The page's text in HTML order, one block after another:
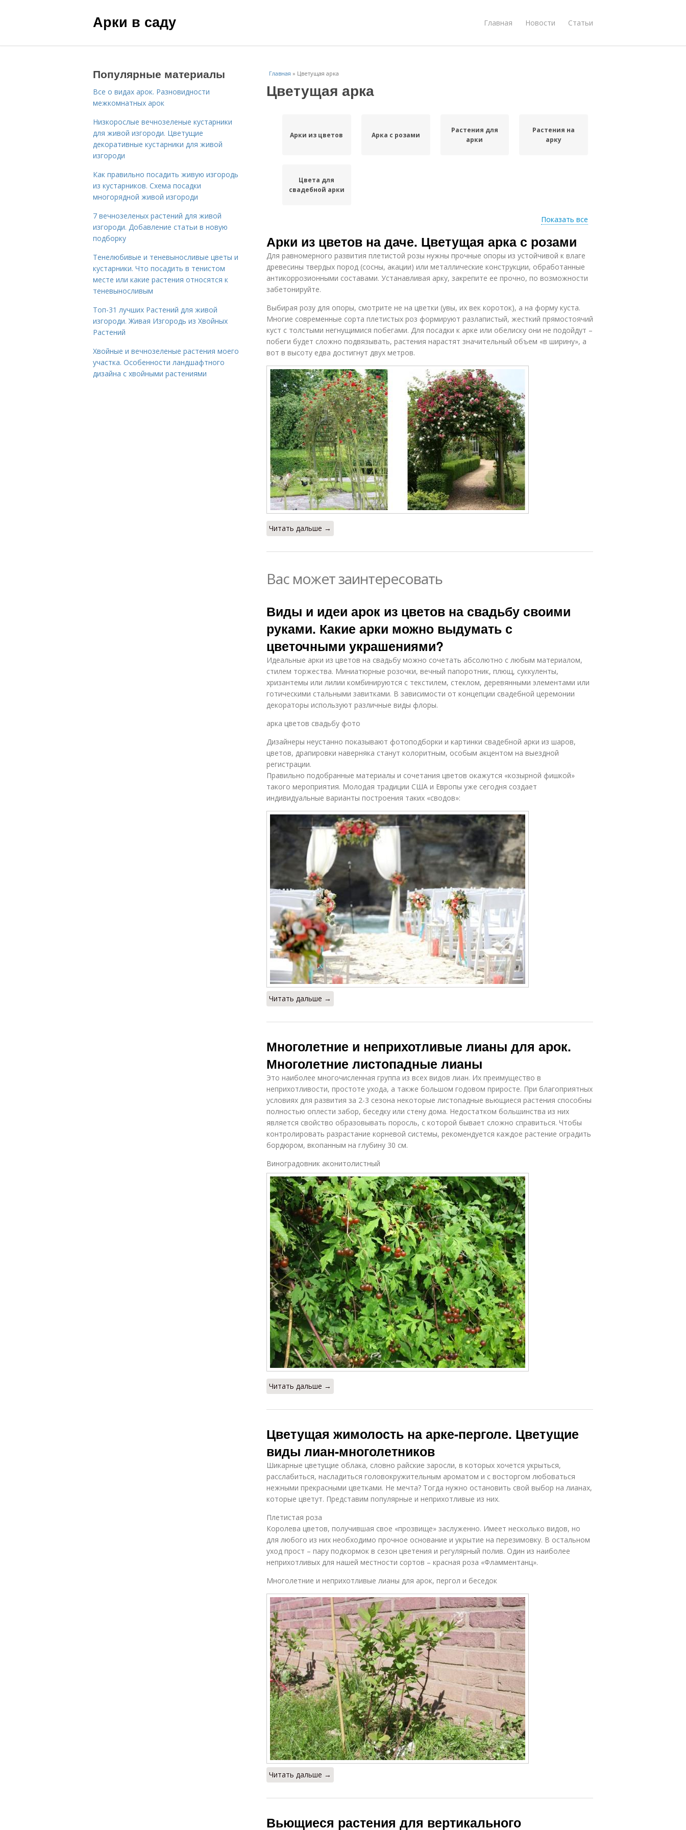
Арки в саду Главная Новости Статьи
Главная » Цветущая арка
Цветущая арка
Арки из цветов Арка с розами
Растения для
арки
Растения на
арку
Цвета для
свадебной арки
Показать все
Арки из цветов на даче. Цветущая арка с розами
Для равномерного развития плетистой розы нужны прочные опоры из устойчивой к влаге
древесины твердых пород (сосны, акации) или металлические конструкции, обработанные
антикоррозионными составами. Устанавливая арку, закрепите ее прочно, по возможности
забетонируйте.
Выбирая розу для опоры, смотрите не на цветки (увы, их век короток), а на форму куста.
Многие современные сорта плетистых роз формируют разлапистый, жесткий прямостоячий
куст с толстыми негнущимися побегами. Для посадки к арке или обелиску они не подойдут –
побеги будет сложно подвязывать, растения нарастят значительный объем «в ширину», а
вот в высоту едва достигнут двух метров.
Читать дальше →
Вас может заинтересовать
Виды и идеи арок из цветов на свадьбу своими
руками. Какие арки можно выдумать с
цветочными украшениями?
Идеальные арки из цветов на свадьбу можно сочетать абсолютно с любым материалом,
стилем торжества. Миниатюрные розочки, вечный папоротник, плющ, суккуленты,
хризантемы или лилии комбинируются с текстилем, стеклом, деревянными элементами или
готическими стальными завитками. В зависимости от концепции свадебной церемонии
декораторы используют различные виды флоры.
арка цветов свадьбу фото
Дизайнеры неустанно показывают фотоподборки и картинки свадебной арки из шаров,
цветов, драпировки наверняка станут колоритным, особым акцентом на выездной
регистрации.
Правильно подобранные материалы и сочетания цветов окажутся «козырной фишкой»
такого мероприятия. Молодая традиции США и Европы уже сегодня создает
индивидуальные варианты построения таких «сводов»:
Читать дальше →
Многолетние и неприхотливые лианы для арок.
Многолетние листопадные лианы
Это наиболее многочисленная группа из всех видов лиан. Их преимущество в
неприхотливости, простоте ухода, а также большом годовом приросте. При благоприятных
условиях для развития за 2-3 сезона некоторые листопадные вьющиеся растения способны
полностью оплести забор, беседку или стену дома. Недостатком большинства из них
является свойство образовывать поросль, с которой бывает сложно справиться. Чтобы
контролировать разрастание корневой системы, рекомендуется каждое растение оградить
бордюром, вкопанным на глубину 30 см.
Виноградовник аконитолистный
Читать дальше →
Цветущая жимолость на арке-перголе. Цветущие
виды лиан-многолетников
Шикарные цветущие облака, словно райские заросли, в которых хочется укрыться,
расслабиться, насладиться головокружительным ароматом и с восторгом любоваться
нежными прекрасными цветками. Не мечта? Тогда нужно остановить свой выбор на лианах,
которые цветут. Представим популярные и неприхотливые из них.
Плетистая роза
Королева цветов, получившая свое «прозвище» заслуженно. Имеет несколько видов, но
для любого из них необходимо прочное основание и укрытие на перезимовку. В остальном
уход прост – пару подкормок в сезон цветения и регулярный полив. Один из наиболее
неприхотливых для нашей местности сортов – красная роза «Фламментанц».
Многолетние и неприхотливые лианы для арок, пергол и беседок
Читать дальше →
Вьющиеся растения для вертикального
Популярные материалы
Все о видах арок. Разновидности
межкомнатных арок
Низкорослые вечнозеленые кустарники
для живой изгороди. Цветущие
декоративные кустарники для живой
изгороди
Как правильно посадить живую изгородь
из кустарников. Схема посадки
многорядной живой изгороди
7 вечнозеленых растений для живой
изгороди. Добавление статьи в новую
подборку
Тенелюбивые и теневыносливые цветы и
кустарники. Что посадить в тенистом
месте или какие растения относятся к
теневыносливым
Топ-31 лучших Растений для живой
изгороди. Живая Изгородь из Хвойных
Растений
Хвойные и вечнозеленые растения моего
участка. Особенности ландшафтного
дизайна с хвойными растениями